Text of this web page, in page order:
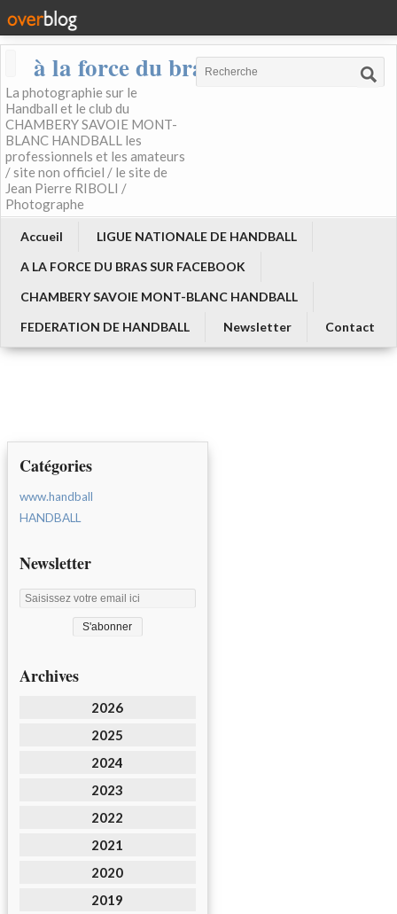
à la force du bras
La photographie sur le
Handball et le club du
CHAMBERY SAVOIE MONT-
BLANC HANDBALL les
professionnels et les amateurs
/ site non officiel / le site de
Jean Pierre RIBOLI /
Photographe
Accueil
LIGUE NATIONALE DE HANDBALL
A LA FORCE DU BRAS SUR FACEBOOK
CHAMBERY SAVOIE MONT-BLANC HANDBALL
FEDERATION DE HANDBALL
Newsletter Contact
Catégories
www.handball
HANDBALL
Newsletter
Archives
2026
2025
2024
2023
2022
2021
2020
2019